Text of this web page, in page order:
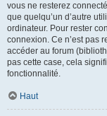
vous ne resterez
que quelqu’un d’autre
ordinateur. Pour rester
connexion. Ce n’est pas
accéder au forum
pas cette case, cela
fonctionnalité.
Haut